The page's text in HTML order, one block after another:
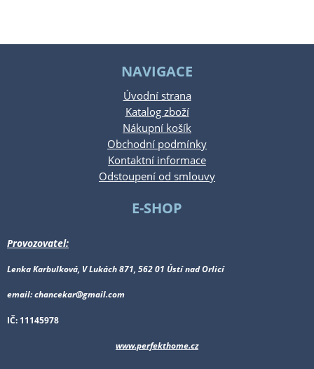
NAVIGACE
Úvodní strana
Katalog zboží
Nákupní košík
Obchodní podmínky
Kontaktní informace
Odstoupení od smlouvy
E-SHOP
Provozovatel:
Lenka Karbulková, V Lukách 871, 562 01 Ústí nad Orlicí
email: chancekar@gmail.com
IČ: 11145978
www.perfekthome.cz